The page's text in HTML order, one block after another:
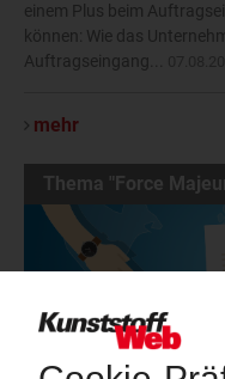
einem Plus beim
können: Wie das
Auftragseingang...
mehr
Thema "Force